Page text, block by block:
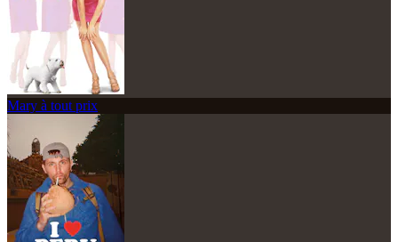
Mary à tout prix